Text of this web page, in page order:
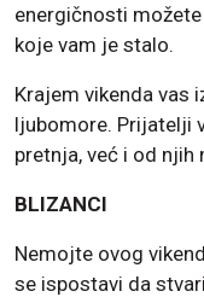
energičnosti
koje vam je stalo.
Krajem vikenda vas
ljubomore. Prijatelji
pretnja, već i od njih
BLIZANCI
Nemojte ovog
se ispostavi da